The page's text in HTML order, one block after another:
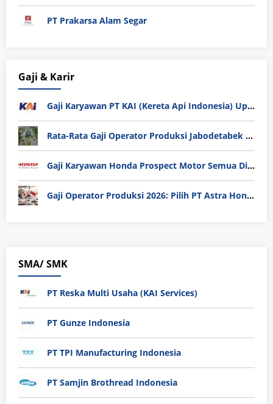
PT Prakarsa Alam Segar
Gaji & Karir
Gaji Karyawan PT KAI (Kereta Api Indonesia) Update 2025
Rata-Rata Gaji Operator Produksi Jabodetabek 2025: Bedah Tuntas UMK, Lemburan, dan Realita Hidup Buruh
Gaji Karyawan Honda Prospect Motor Semua Divisi
Gaji Operator Produksi 2026: Pilih PT Astra Honda Motor (AHM) atau Manufaktur di Jepang?
SMA/ SMK
PT Reska Multi Usaha (KAI Services)
PT Gunze Indonesia
PT TPI Manufacturing Indonesia
PT Samjin Brothread Indonesia